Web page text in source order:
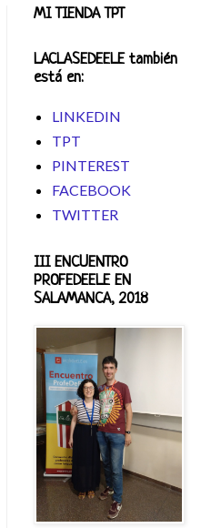
MI TIENDA TPT
LACLASEDEELE también
está en:
LINKEDIN
TPT
PINTEREST
FACEBOOK
TWITTER
III ENCUENTRO
PROFEDEELE EN
SALAMANCA, 2018